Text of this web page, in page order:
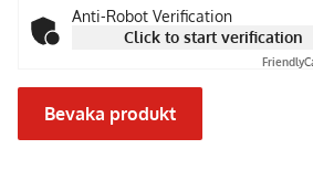
Anti-Robot Verification
Click to start verification
Friendly
Bevaka produkt